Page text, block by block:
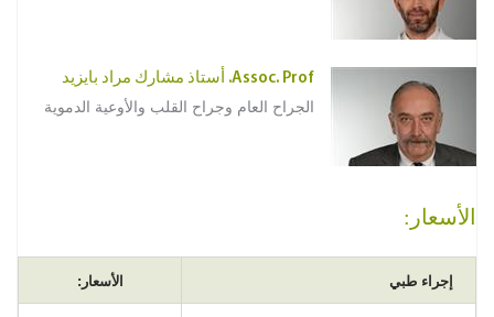
Assoc. Prof. أستاذ مشارك مراد بايزيد
الجراح العام وجراح القلب والأوعية الدموية
الأسعار:
إجراء طبي الأسعار: